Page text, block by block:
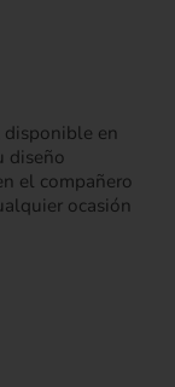
en
diseño
el compañero
ocasión